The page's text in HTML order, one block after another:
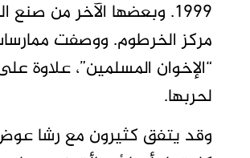
1999. وبعضها الآخر من
مركز الخرطوم. ووصفت
“الإخوان المسلمين”، علاوة
لحربها.
وقد يتفق كثيرون مع رشا